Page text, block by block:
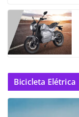
Bicicleta Elétrica